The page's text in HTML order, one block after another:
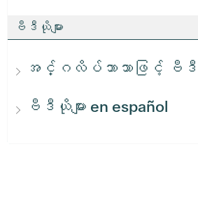
ဗီဒီယိုများ
အင်္ဂလိပ်ဘာသာဖြင့် ဗီဒီယို
ဗီဒီယိုများ en español